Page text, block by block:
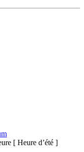
[ Heure d’été ]